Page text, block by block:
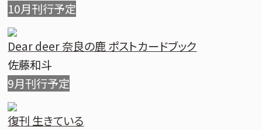
10月刊行予定
Dear deer 奈良の鹿 ポストカードブック
佐藤和斗
9月刊行予定
復刊 生きている